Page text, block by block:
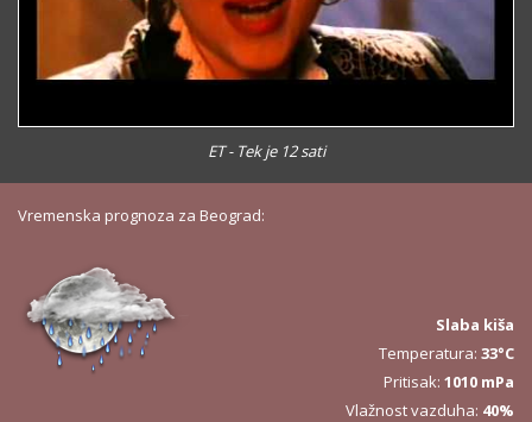
ET - Tek je 12 sati
Vremenska prognoza za Beograd:
Slaba kiša
Temperatura: 33°C
Pritisak: 1010 mPa
Vlažnost vazduha: 40%